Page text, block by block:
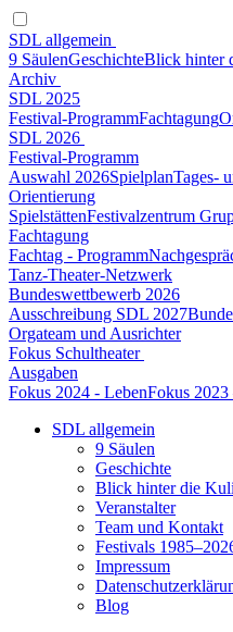
SDL allgemein
9 SäulenGeschichteBlick hinter
Archiv
SDL 2025
Festival-ProgrammFachtagung
SDL 2026
Festival-Programm
Auswahl 2026SpielplanTages-
Orientierung
SpielstättenFestivalzentrum
Fachtagung
Fachtag - Programm
Tanz-Theater-Netzwerk
Bundeswettbewerb 2026
Ausschreibung SDL 2027
Orgateam und Ausrichter
Fokus Schultheater
Ausgaben
Fokus 2024 - LebenFokus
SDL allgemein
9 Säulen
Geschichte
Blick hinter die
Veranstalter
Team und Kontakt
Festivals
Impressum
Blog